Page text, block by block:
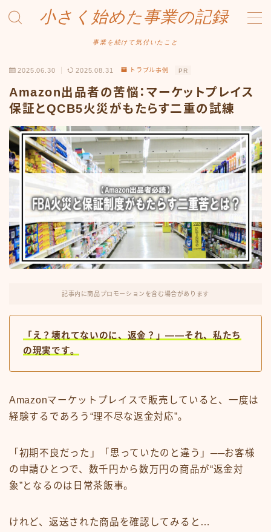
小さく始めた事業の記録
事業を続けて気付いたこと
Amazonせどり
トラブル事例
出品ノウハウ
フリマ物販
Yahoo出品
メルカリ販売
投資・株
2025.06.30 2025.08.31 トラブル事例 PR
Amazon出品者の苦悩：マーケットプレイス
保証とQCB5火災がもたらす二重の試練
記事内に商品プロモーションを含む場合があります
「え？壊れてないのに、返金？」——それ、私たち
の現実です。
Amazonマーケットプレイスで販売していると、一度は
経験するであろう“理不尽な返金対応”。
「初期不良だった」「思っていたのと違う」──お客様
の申請ひとつで、数千円から数万円の商品が“返金対
象”となるのは日常茶飯事。
けれど、返送された商品を確認してみると…